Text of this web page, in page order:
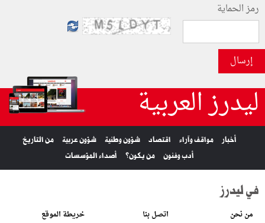
رمز الحماية
إرسال
ليدرز العربية
أخبار مواقف وآراء اقتصاد شؤون وطنية شؤون عربية
من التاريخ
أدب وفنون
من يكون؟ أصداء المؤسسات
في ليدرز
من نحن اتصل بنا خريطة الموقع